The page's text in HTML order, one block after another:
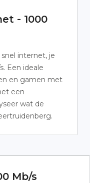
- 1000
internet, je
Een ideale
en gamen met
een
wat de
Mb/s